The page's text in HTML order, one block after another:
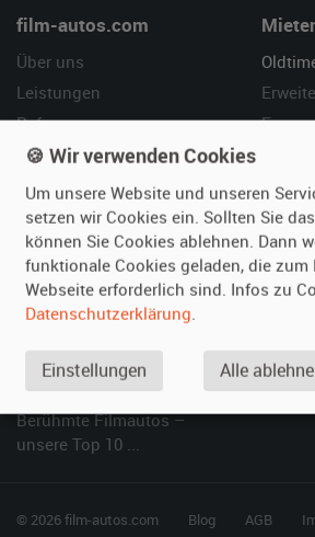
film-autos.com
Über uns
Leistungen
Referenzen
Kundenmeinungen
Vermieten
Oldtimer anmelden
Fotos senden
Fragen für Vermieter
Hilfe
So
SPECIAL
Berühmte Filmautos –
unsere Top 10 ...
© 2026 film-autos.com Blog AGB
🍪 Wir verwenden Cookies
Um unsere Website und unseren
setzen wir Cookies ein. Sollten Sie
können Sie Cookies ablehnen. Dann
funktionale Cookies geladen, die zum
Webseite erforderlich sind. Infos zu
Datenschutzerklärung.
Einstellungen Alle